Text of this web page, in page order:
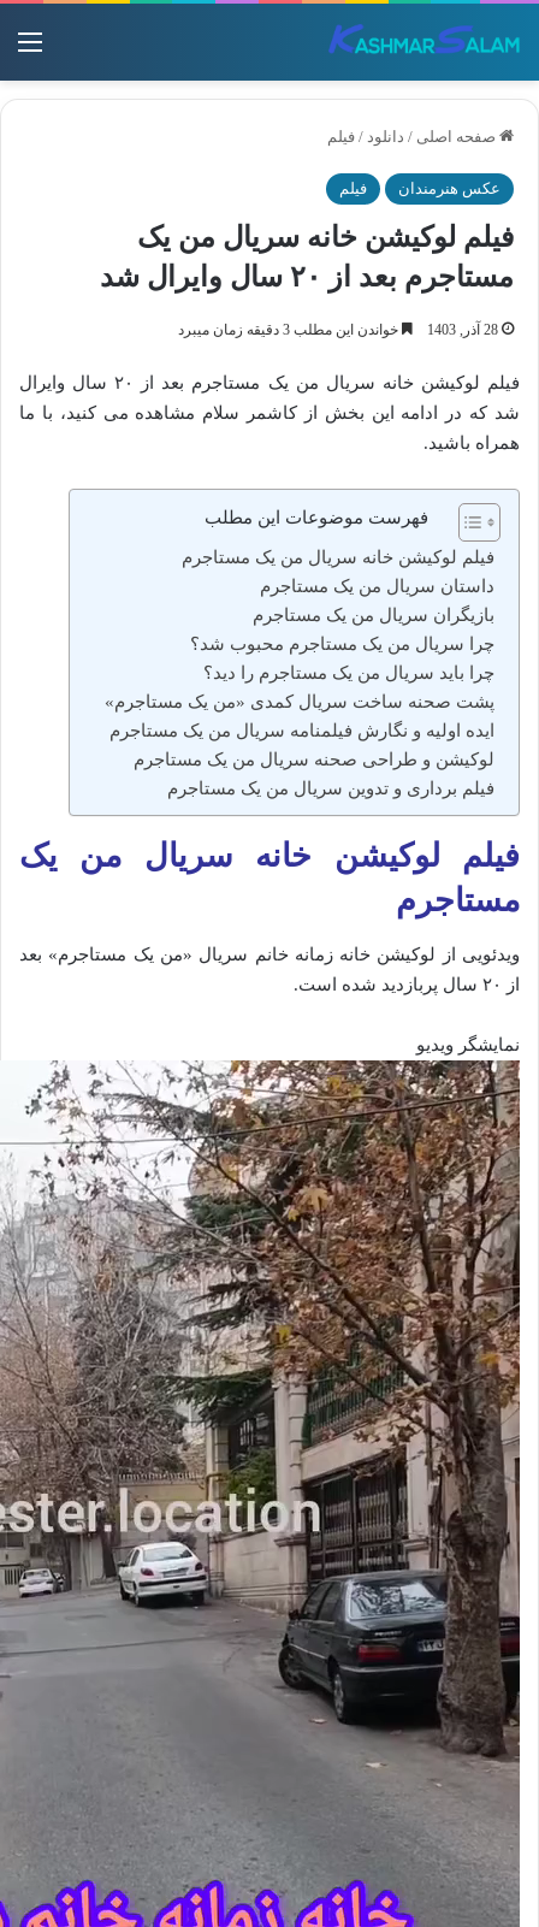
صفحه اصلی / دانلود / فیلم
عکس هنرمندان فیلم
فیلم لوکیشن خانه سریال من یک
مستاجرم بعد از ۲۰ سال وایرال شد
28 آذر, 1403 خواندن این مطلب 3 دقیقه زمان میبرد
فیلم لوکیشن خانه سریال من یک مستاجرم بعد از ۲۰ سال وایرال
شد که در ادامه این بخش از کاشمر سلام مشاهده می کنید، با ما
همراه باشید.
فهرست موضوعات این مطلب
فیلم لوکیشن خانه سریال من یک مستاجرم
داستان سریال من یک مستاجرم
بازیگران سریال من یک مستاجرم
چرا سریال من یک مستاجرم محبوب شد؟
چرا باید سریال من یک مستاجرم را دید؟
پشت صحنه ساخت سریال کمدی «من یک مستاجرم»
ایده اولیه و نگارش فیلمنامه سریال من یک مستاجرم
لوکیشن و طراحی صحنه سریال من یک مستاجرم
فیلم برداری و تدوین سریال من یک مستاجرم
فیلم لوکیشن خانه سریال من یک
مستاجرم
ویدئویی از لوکیشن خانه زمانه خانم سریال «من یک مستاجرم» بعد
از ۲۰ سال پربازدید شده است.
نمایشگر ویدیو